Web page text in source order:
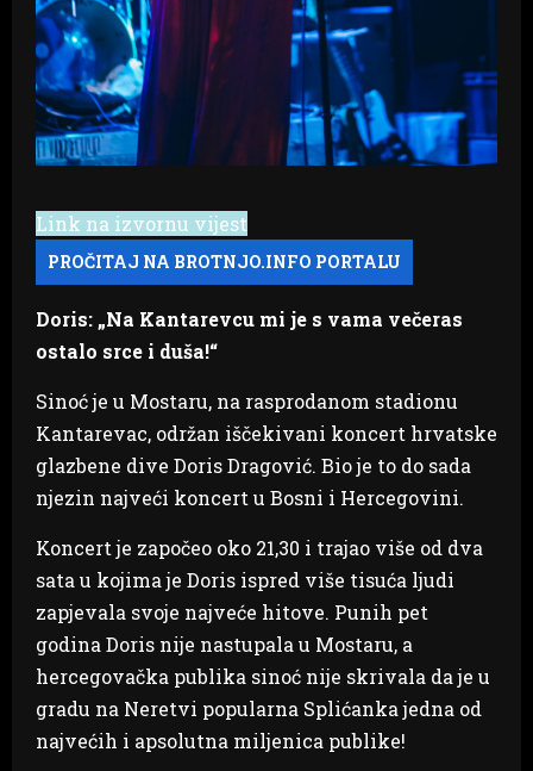
Link na izvornu vijest
Doris: „Na Kantarevcu mi je s vama večeras
ostalo srce i duša!“
Sinoć je u Mostaru, na rasprodanom stadionu
Kantarevac, održan iščekivani koncert hrvatske
glazbene dive Doris Dragović. Bio je to do sada
njezin najveći koncert u Bosni i Hercegovini.
Koncert je započeo oko 21,30 i trajao više od dva
sata u kojima je Doris ispred više tisuća ljudi
zapjevala svoje najveće hitove. Punih pet
godina Doris nije nastupala u Mostaru, a
hercegovačka publika sinoć nije skrivala da je u
gradu na Neretvi popularna Splićanka jedna od
najvećih i apsolutna miljenica publike!